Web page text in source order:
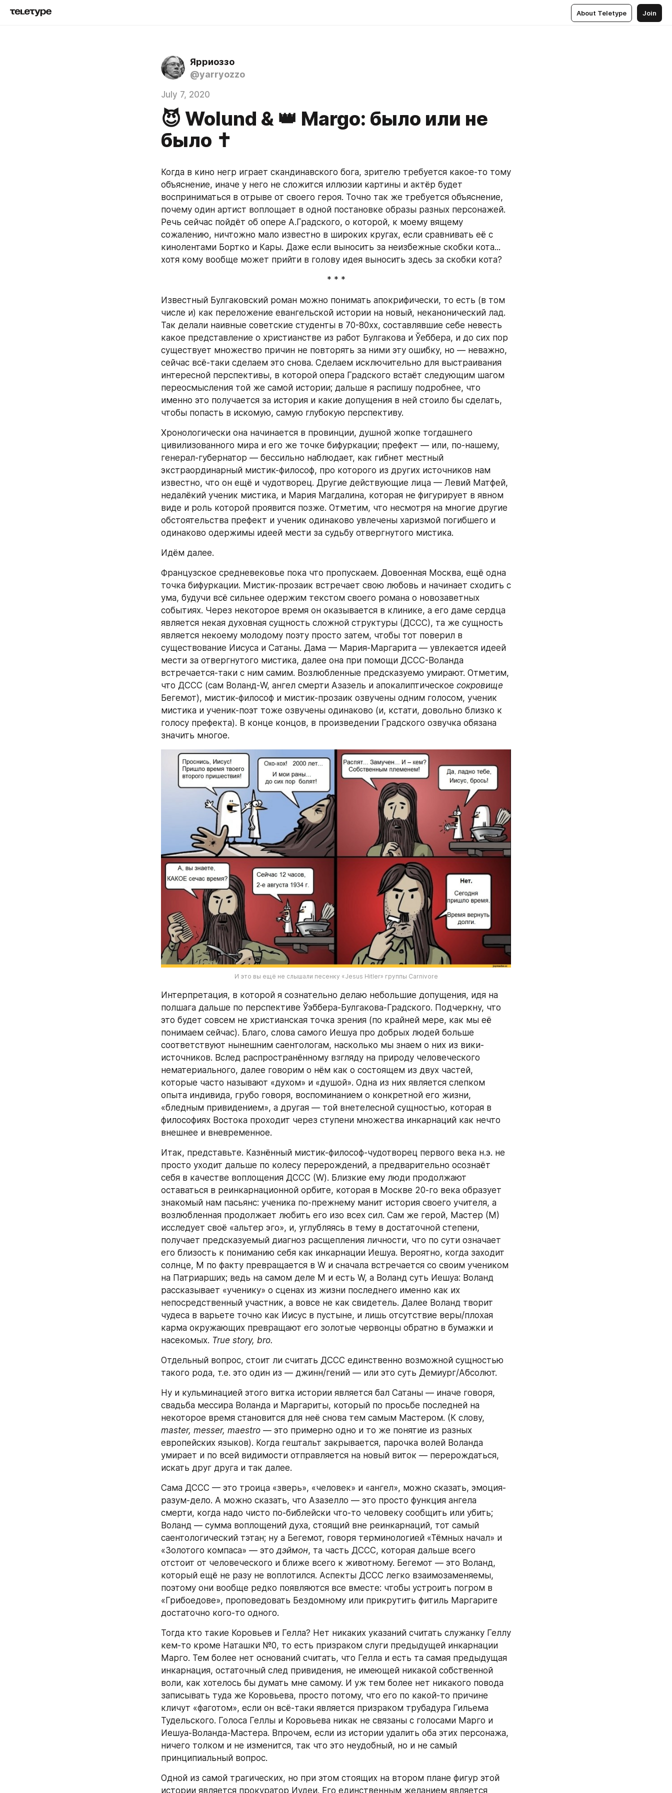
About Teletype Join
Ярриоззо
@yarryozzo
July 7, 2020
😈 Wolund & 👑 Margo: было или не
было ✝
Когда в кино негр играет скандинавского бога, зрителю требуется какое-то тому
объяснение, иначе у него не сложится иллюзии картины и актёр будет
восприниматься в отрыве от своего героя. Точно так же требуется объяснение,
почему один артист воплощает в одной постановке образы разных персонажей.
Речь сейчас пойдёт об опере А.Градского, о которой, к моему вящему
сожалению, ничтожно мало известно в широких кругах, если сравнивать её с
кинолентами Бортко и Кары. Даже если выносить за неизбежные скобки кота...
хотя кому вообще может прийти в голову идея выносить здесь за скобки кота?
* * *
Известный Булгаковский роман можно понимать апокрифически, то есть (в том
числе и) как переложение евангельской истории на новый, неканонический лад.
Так делали наивные советские студенты в 70-80хх, составлявшие себе невесть
какое представление о христианстве из работ Булгакова и Ўеббера, и до сих пор
существует множество причин не повторять за ними эту ошибку, но — неважно,
сейчас всё-таки сделаем это снова. Сделаем исключительно для выстраивания
интересной перспективы, в которой опера Градского встаёт следующим шагом
переосмысления той же самой истории; дальше я распишу подробнее, что
именно это получается за история и какие допущения в ней стоило бы сделать,
чтобы попасть в искомую, самую глубокую перспективу.
Хронологически она начинается в провинции, душной жопке тогдашнего
цивилизованного мира и его же точке бифуркации; префект — или, по-нашему,
генерал-губернатор — бессильно наблюдает, как гибнет местный
экстраординарный мистик-философ, про которого из других источников нам
известно, что он ещё и чудотворец. Другие действующие лица — Левий Матфей,
недалёкий ученик мистика, и Мария Магдалина, которая не фигурирует в явном
виде и роль которой проявится позже. Отметим, что несмотря на многие другие
обстоятельства префект и ученик одинаково увлечены харизмой погибшего и
одинаково одержимы идеей мести за судьбу отвергнутого мистика.
Идём далее.
Французское средневековье пока что пропускаем. Довоенная Москва, ещё одна
точка бифуркации. Мистик-прозаик встречает свою любовь и начинает сходить с
ума, будучи всё сильнее одержим текстом своего романа о новозаветных
событиях. Через некоторое время он оказывается в клинике, а его даме сердца
является некая духовная сущность сложной структуры (ДССС), та же сущность
является некоему молодому поэту просто затем, чтобы тот поверил в
существование Иисуса и Сатаны. Дама — Мария-Маргарита — увлекается идеей
мести за отвергнутого мистика, далее она при помощи ДССС-Воланда
встречается-таки с ним самим. Возлюбленные предсказуемо умирают. Отметим,
что ДССС (сам Воланд-W, ангел смерти Азазель и апокалиптическое сокровище
Бегемот), мистик-философ и мистик-прозаик озвучены одним голосом, ученик
мистика и ученик-поэт тоже озвучены одинаково (и, кстати, довольно близко к
голосу префекта). В конце концов, в произведении Градского озвучка обязана
значить многое.
И это вы ещё не слышали песенку «Jesus Hitler» группы Carnivore
Интерпретация, в которой я сознательно делаю небольшие допущения, идя на
полшага дальше по перспективе Ўэббера-Булгакова-Градского. Подчеркну, что
это будет совсем не христианская точка зрения (по крайней мере, как мы её
понимаем сейчас). Благо, слова самого Иешуа про добрых людей больше
соответствуют нынешним саентологам, насколько мы знаем о них из вики-
источников. Вслед распространённому взгляду на природу человеческого
нематериального, далее говорим о нём как о состоящем из двух частей,
которые часто называют «духом» и «душой». Одна из них является слепком
опыта индивида, грубо говоря, воспоминанием о конкретной его жизни,
«бледным привидением», а другая — той внетелесной сущностью, которая в
философиях Востока проходит через ступени множества инкарнаций как нечто
внешнее и вневременное.
Итак, представьте. Казнённый мистик-философ-чудотворец первого века н.э. не
просто уходит дальше по колесу перерождений, а предварительно осознаёт
себя в качестве воплощения ДССС (W). Близкие ему люди продолжают
оставаться в реинкарнационной орбите, которая в Москве 20-го века образует
знакомый нам пасьянс: ученика по-прежнему манит история своего учителя, а
возлюбленная продолжает любить его изо всех сил. Сам же герой, Мастер (М)
исследует своё «альтер эго», и, углубляясь в тему в достаточной степени,
получает предсказуемый диагноз расщепления личности, что по сути означает
его близость к пониманию себя как инкарнации Иешуа. Вероятно, когда заходит
солнце, М по факту превращается в W и сначала встречается со своим учеником
на Патриарших; ведь на самом деле М и есть W, а Воланд суть Иешуа: Воланд
рассказывает «ученику» о сценах из жизни последнего именно как их
непосредственный участник, а вовсе не как свидетель. Далее Воланд творит
чудеса в варьете точно как Иисус в пустыне, и лишь отсутствие веры/плохая
карма окружающих превращают его золотые червонцы обратно в бумажки и
насекомых. True story, bro.
Отдельный вопрос, стоит ли считать ДССС единственно возможной сущностью
такого рода, т.е. это один из — джинн/гений — или это суть Демиург/Абсолют.
Ну и кульминацией этого витка истории является бал Сатаны — иначе говоря,
свадьба мессира Воланда и Маргариты, который по просьбе последней на
master, messer, maestro — это примерно одно и то же понятие из разных
европейских языков). Когда гештальт закрывается, парочка волей Воланда
умирает и по всей видимости отправляется на новый виток — перерождаться,
искать друг друга и так далее.
Сама ДССС — это троица «зверь», «человек» и «ангел», можно сказать, эмоция-
разум-дело. А можно сказать, что Азазелло — это просто функция ангела
смерти, когда надо чисто по-библейски что-то человеку сообщить или убить;
Воланд — сумма воплощений духа, стоящий вне реинкарнаций, тот самый
саентологический тэтан; ну а Бегемот, говоря терминологией «Тёмных начал» и
«Золотого компаса» — это дэймон, та часть ДССС, которая дальше всего
отстоит от человеческого и ближе всего к животному. Бегемот — это Воланд,
который ещё не разу не воплотился. Аспекты ДССС легко взаимозаменяемы,
поэтому они вообще редко появляются все вместе: чтобы устроить погром в
«Грибоедове», проповедовать Бездомному или прикрутить фитиль Маргарите
достаточно кого-то одного.
Тогда кто такие Коровьев и Гелла? Нет никаких указаний считать служанку Геллу
кем-то кроме Наташки №0, то есть призраком слуги предыдущей инкарнации
Марго. Тем более нет оснований считать, что Гелла и есть та самая предыдущая
инкарнация, остаточный след привидения, не имеющей никакой собственной
воли, как хотелось бы думать мне самому. И уж тем более нет никакого повода
записывать туда же Коровьева, просто потому, что его по какой-то причине
кличут «фаготом», если он всё-таки является призраком трубадура Гильема
Тудельского. Голоса Геллы и Коровьева никак не связаны с голосами Марго и
Иешуа-Воланда-Мастера. Впрочем, если из истории удалить оба этих персонажа,
ничего толком и не изменится, так что это неудобный, но и не самый
принципиальный вопрос.
Одной из самой трагических, но при этом стоящих на втором плане фигур этой
истории является прокуратор Иудеи. Его единственным желанием является